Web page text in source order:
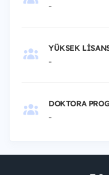
-
YÜKSEK
-
DOKTORA
-